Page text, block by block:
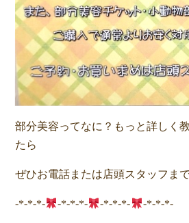
部分美容ってなに？もっと詳しく
たら
ぜひお電話または店頭スタッフま
-*-*-*- -*-*-*- -*-*-*- -*-*-*-